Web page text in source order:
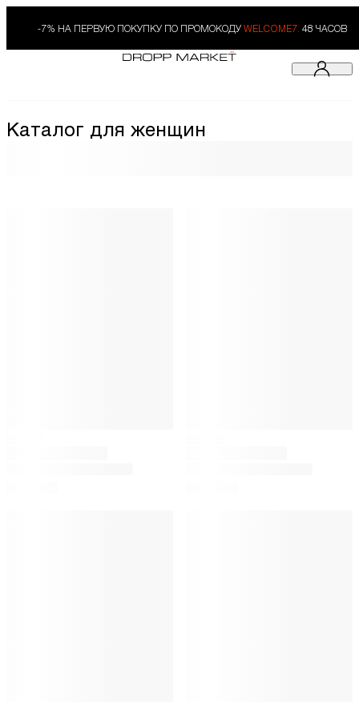
-7% НА ПЕРВУЮ ПОКУПКУ ПО ПРОМОКОДУ WELCOME7. 48 ЧАСОВ
Каталог для женщин